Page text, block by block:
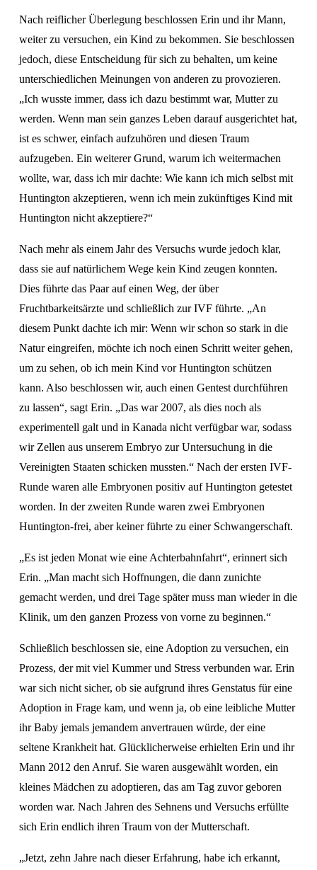
Nach reiflicher Überlegung beschlossen Erin und ihr Mann,
weiter zu versuchen, ein Kind zu bekommen. Sie beschlossen
jedoch, diese Entscheidung für sich zu behalten, um keine
unterschiedlichen Meinungen von anderen zu provozieren.
„Ich wusste immer, dass ich dazu bestimmt war, Mutter zu
werden. Wenn man sein ganzes Leben darauf ausgerichtet hat,
ist es schwer, einfach aufzuhören und diesen Traum
aufzugeben. Ein weiterer Grund, warum ich weitermachen
wollte, war, dass ich mir dachte: Wie kann ich mich selbst mit
Huntington akzeptieren, wenn ich mein zukünftiges Kind mit
Huntington nicht akzeptiere?“
Nach mehr als einem Jahr des Versuchs wurde jedoch klar,
dass sie auf natürlichem Wege kein Kind zeugen konnten.
Dies führte das Paar auf einen Weg, der über
Fruchtbarkeitsärzte und schließlich zur IVF führte. „An
diesem Punkt dachte ich mir: Wenn wir schon so stark in die
Natur eingreifen, möchte ich noch einen Schritt weiter gehen,
um zu sehen, ob ich mein Kind vor Huntington schützen
kann. Also beschlossen wir, auch einen Gentest durchführen
zu lassen“, sagt Erin. „Das war 2007, als dies noch als
experimentell galt und in Kanada nicht verfügbar war, sodass
wir Zellen aus unserem Embryo zur Untersuchung in die
Vereinigten Staaten schicken mussten.“ Nach der ersten IVF-
Runde waren alle Embryonen positiv auf Huntington getestet
worden. In der zweiten Runde waren zwei Embryonen
„Es ist jeden Monat wie eine Achterbahnfahrt“, erinnert sich
Erin. „Man macht sich Hoffnungen, die dann zunichte
gemacht werden, und drei Tage später muss man wieder in die
Klinik, um den ganzen Prozess von vorne zu beginnen.“
Schließlich beschlossen sie, eine Adoption zu versuchen, ein
Prozess, der mit viel Kummer und Stress verbunden war. Erin
war sich nicht sicher, ob sie aufgrund ihres Genstatus für eine
Adoption in Frage kam, und wenn ja, ob eine leibliche Mutter
ihr Baby jemals jemandem anvertrauen würde, der eine
seltene Krankheit hat. Glücklicherweise erhielten Erin und ihr
Mann 2012 den Anruf. Sie waren ausgewählt worden, ein
kleines Mädchen zu adoptieren, das am Tag zuvor geboren
worden war. Nach Jahren des Sehnens und Versuchs erfüllte
sich Erin endlich ihren Traum von der Mutterschaft.
„Jetzt, zehn Jahre nach dieser Erfahrung, habe ich erkannt,